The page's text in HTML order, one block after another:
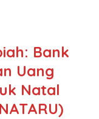
Bank
Uang
Natal